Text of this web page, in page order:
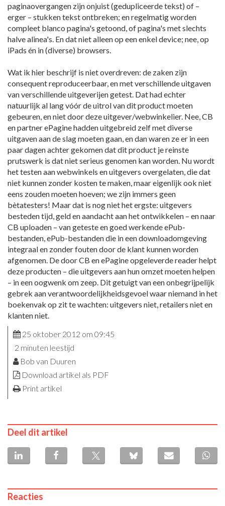
paginaovergangen zijn onjuist (gedupliceerde tekst) of –
erger – stukken tekst ontbreken; en regelmatig worden
compleet blanco pagina's getoond, of pagina's met slechts
halve alinea's. En dat niet alleen op een enkel device; nee, op
iPads én in (diverse) browsers.
Wat ik hier beschrijf is niet overdreven: de zaken zijn
consequent reproduceerbaar, en met verschillende uitgaven
van verschillende uitgeverijen getest. Dat had echter
natuurlijk al lang vóór de uitrol van dit product moeten
gebeuren, en niet door deze uitgever/webwinkelier. Nee, CB
en partner ePagine hadden uitgebreid zelf met diverse
uitgaven aan de slag moeten gaan, en dan waren ze er in een
paar dagen achter gekomen dat dit product je reinste
prutswerk is dat niet serieus genomen kan worden. Nu wordt
het testen aan webwinkels en uitgevers overgelaten, die dat
niet kunnen zonder kosten te maken, maar eigenlijk ook niet
eens zouden moeten hoeven; we zijn immers geen
bètatesters! Maar dat is nog niet het ergste: uitgevers
besteden tijd, geld en aandacht aan het ontwikkelen – en naar
CB uploaden – van geteste en goed werkende ePub-
bestanden, ePub-bestanden die in een downloadomgeving
integraal en zonder fouten door de klant kunnen worden
afgenomen. De door CB en ePagine opgeleverde reader helpt
deze producten – die uitgevers aan hun omzet moeten helpen
– in een oogwenk om zeep. Dit getuigt van een onbegrijpelijk
gebrek aan verantwoordelijkheidsgevoel waar niemand in het
boekenvak op zit te wachten: uitgevers niet, retailers niet en
klanten niet.
25 oktober 2012 om 09:45
2 minuten leestijd
Bob van Duuren
Download artikel als PDF
Print artikel
Deel dit artikel
Reacties